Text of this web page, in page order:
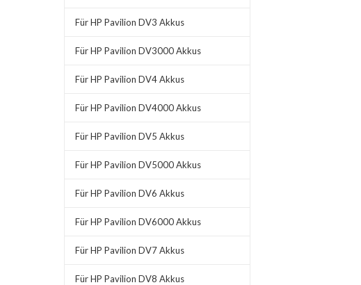
Für HP Pavilion DV3 Akkus
Für HP Pavilion DV3000 Akkus
Für HP Pavilion DV4 Akkus
Für HP Pavilion DV4000 Akkus
Für HP Pavilion DV5 Akkus
Für HP Pavilion DV5000 Akkus
Für HP Pavilion DV6 Akkus
Für HP Pavilion DV6000 Akkus
Für HP Pavilion DV7 Akkus
Für HP Pavilion DV8 Akkus